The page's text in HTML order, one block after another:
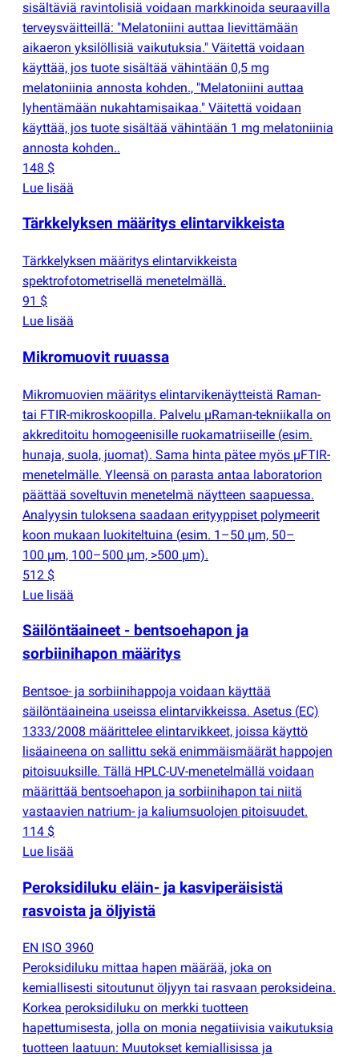
sisältäviä ravintolisiä voidaan markkinoida seuraavilla
terveysväitteillä: "Melatoniini auttaa lievittämään
aikaeron yksilöllisiä vaikutuksia." Väitettä voidaan
käyttää, jos tuote sisältää vähintään 0,5 mg
melatoniinia annosta kohden., "Melatoniini auttaa
lyhentämään nukahtamisaikaa." Väitettä voidaan
käyttää, jos tuote sisältää vähintään 1 mg melatoniinia
annosta kohden..
148 $
Lue lisää
Tärkkelyksen määritys elintarvikkeista
Tärkkelyksen määritys elintarvikkeista
spektrofotometrisellä menetelmällä.
91 $
Lue lisää
Mikromuovit ruuassa
Mikromuovien määritys elintarvikenäytteistä Raman-
tai FTIR-mikroskoopilla. Palvelu µRaman-tekniikalla on
akkreditoitu homogeenisille ruokamatriiseille (esim.
hunaja, suola, juomat). Sama hinta pätee myös µFTIR-
menetelmälle. Yleensä on parasta antaa laboratorion
päättää soveltuvin menetelmä näytteen saapuessa.
Analyysin tuloksena saadaan erityyppiset polymeerit
koon mukaan luokiteltuina (esim. 1–50 µm, 50–
100 µm, 100–500 µm, >500 µm).
512 $
Lue lisää
Säilöntäaineet - bentsoehapon ja
sorbiinihapon määritys
Bentsoe- ja sorbiinihappoja voidaan käyttää
säilöntäaineina useissa elintarvikkeissa. Asetus (EC)
1333/2008 määrittelee elintarvikkeet, joissa käyttö
lisäaineena on sallittu sekä enimmäismäärät happojen
pitoisuuksille. Tällä HPLC-UV-menetelmällä voidaan
määrittää bentsoehapon ja sorbiinihapon tai niitä
vastaavien natrium- ja kaliumsuolojen pitoisuudet.
114 $
Lue lisää
Peroksidiluku eläin- ja kasviperäisistä
rasvoista ja öljyistä
EN ISO 3960
Peroksidiluku mittaa hapen määrää, joka on
kemiallisesti sitoutunut öljyyn tai rasvaan peroksideina.
Korkea peroksidiluku on merkki tuotteen
hapettumisesta, jolla on monia negatiivisia vaikutuksia
tuotteen laatuun: Muutokset kemiallisissa ja